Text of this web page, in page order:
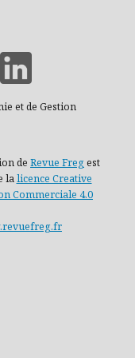
et de Gestion
de Revue Fregest
lalicence Creative
Commerciale 4.0